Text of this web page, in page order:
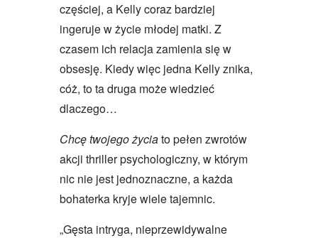
częściej, a Kelly coraz bardziej
ingeruje w życie młodej matki. Z
czasem ich relacja zamienia się w
obsesję. Kiedy więc jedna Kelly znika,
cóż, to ta druga może wiedzieć
dlaczego…
Chcę twojego życiato pełen zwrotów
akcji thriller psychologiczny, w którym
nic nie jest jednoznaczne, a każda
bohaterka kryje wiele tajemnic.
„Gęsta intryga, nieprzewidywalne